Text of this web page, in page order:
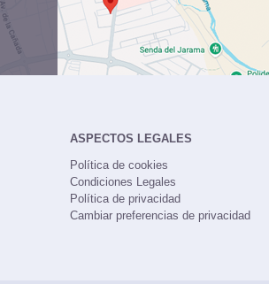
ASPECTOS LEGALES
Política de cookies
Condiciones Legales
Política de privacidad
Cambiar preferencias de privacidad